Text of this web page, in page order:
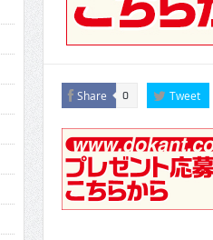
CINEMA×STYLE 294号
Share 0 Tweet